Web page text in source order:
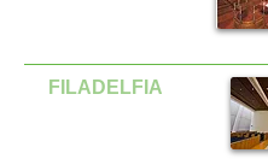
FILADELFIA